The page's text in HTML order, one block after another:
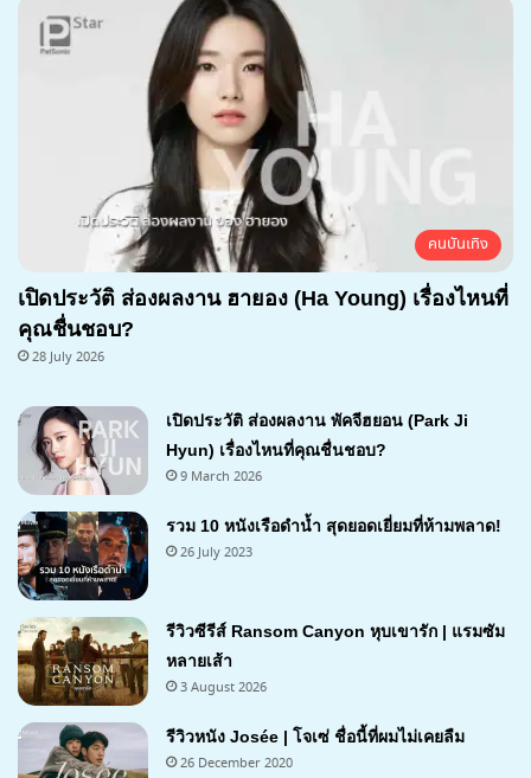
คนบันเทิง
เปิดประวัติ ส่องผลงาน ฮายอง (Ha Young) เรื่องไหนที่
คุณชื่นชอบ?
28 July 2026
เปิดประวัติ ส่องผลงาน พัคจีฮยอน (Park Ji
Hyun) เรื่องไหนที่คุณชื่นชอบ?
9 March 2026
รวม 10 หนังเรือดำน้ำ สุดยอดเยี่ยมที่ห้ามพลาด!
26 July 2023
7.1
รีวิวซีรีส์ Ransom Canyon หุบเขารัก | แรมซัม
หลายเส้า
3 August 2026
รีวิวหนัง Josée | โจเซ่ ชื่อนี้ที่ผมไม่เคยลืม
26 December 2020